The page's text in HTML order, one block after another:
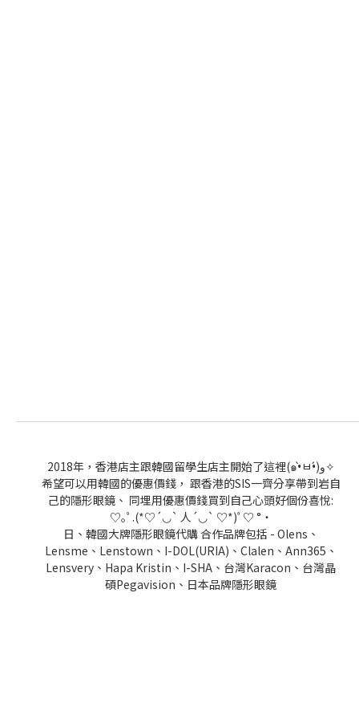
2018年，香港店主跟韓國留學生店主開始了這裡(๑•̀ㅂ•́)و✧
希望可以用韓國的優惠價錢， 跟香港的SIS一齊分享帶到岩自
己的隱形眼鏡、 同埋用優惠價錢買到自己心頭好個份喜悅:
♡｡ﾟ.(*♡´◡` 人´◡` ♡*)ﾟ♡ °・
日、韓國大牌隱形眼鏡代購 合作品牌包括 - Olens、
Lensme、Lenstown、I-DOL(URIA)、Clalen、Ann365、
Lensvery、Hapa Kristin、I-SHA、台灣Karacon、台灣晶
碩Pegavision、日本品牌隱形眼鏡